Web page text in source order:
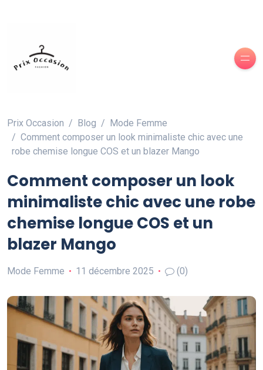
Prix Occasion Blog
Mode Femme
Comment composer un look minimaliste chic avec une
robe chemise longue COS et un blazer Mango
Comment composer un look
minimaliste chic avec une robe
chemise longue COS et un
blazer Mango
Mode Femme 11 décembre 2025 (0)